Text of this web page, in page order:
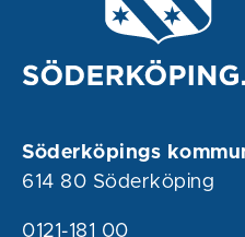
Söderköpings
614 80 Söderköping
0121-181 00